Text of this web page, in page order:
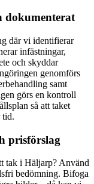
dokumenterat
där vi identifierar
infästningar,
och skyddar
genomförs
samt
görs en kontroll
så att taket
tid.
prisförslag
tak i Häljarp? Använd
bedömning. Bifoga